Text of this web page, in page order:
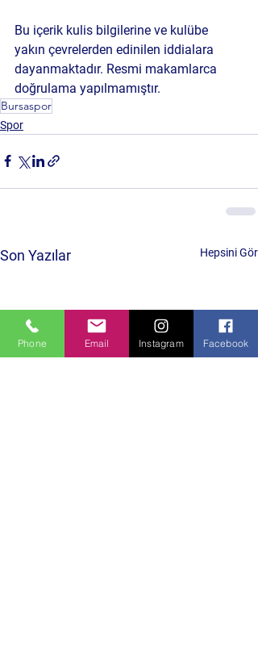
Bu içerik kulis bilgilerine ve kulübe
yakın çevrelerden edinilen iddialara
dayanmaktadır. Resmi makamlarca
doğrulama yapılmamıştır.
Bursaspor
Spor
Son Yazılar Hepsini Gör
Phone Email Instagram Facebook